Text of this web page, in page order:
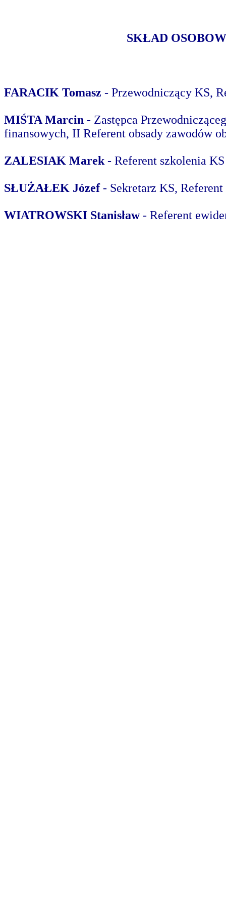
SKŁAD
FARACIK Tomasz - Przewodniczący KS,
MIŚTA Marcin - Zastępca
finansowych, II Referent obsady zawodów
ZALESIAK Marek - Referent szkolenia KS
SŁUŻAŁEK Józef- Sekretarz KS,
WIATROWSKI Stanisław- Referent